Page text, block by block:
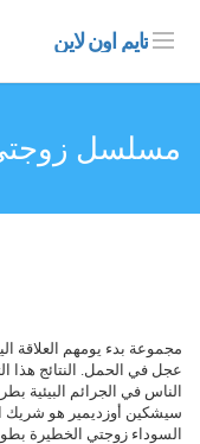
تايم اون لاين
مسلسل زوجتي
مجموعة بدء يومهم العلاقة
عجل في الحمل. النتائج هذا
الناس في الجرائم البيئية
سيشكين أوزديمير هو شريك
السوداء زوجتي الخطيرة